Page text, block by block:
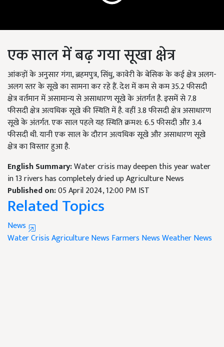
एक साल में बढ़ गया सूखा क्षेत्र
आंकड़ों के अनुसार गंगा, ब्रहमपुत्र, सिंधु, कावेरी के बेसिक के कई क्षेत्र अलग-
अलग स्तर के सूखे का सामना कर रहे हैं. देश में कम से कम 35.2 फीसदी
क्षेत्र वर्तमान में असामान्य से असाधारण सूखे के अंतर्गत है. इसमें से 7.8
फीसदी क्षेत्र अत्यधिक सूखे की स्थिति में है. वहीं 3.8 फीसदी क्षेत्र असाधारण
सूखे के अंतर्गत. एक साल पहले यह स्थिति क्रमश: 6.5 फीसदी और 3.4
फीसदी थी. यानी एक साल के दौरान अत्यधिक सूखे और असाधारण सूखे
क्षेत्र का विस्तार हुआ है.
English Summary:Water crisis may deepen this year water
in 13 rivers has completely dried up Agriculture News
Published on:05 April 2024, 12:00 PM IST
Related Topics
News
Water CrisisAgriculture News Farmers NewsWeather News